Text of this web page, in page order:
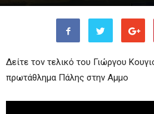
Δείτε τον τελικό του Γιώργου
πρωτάθλημα Πάλης στην Αμμο